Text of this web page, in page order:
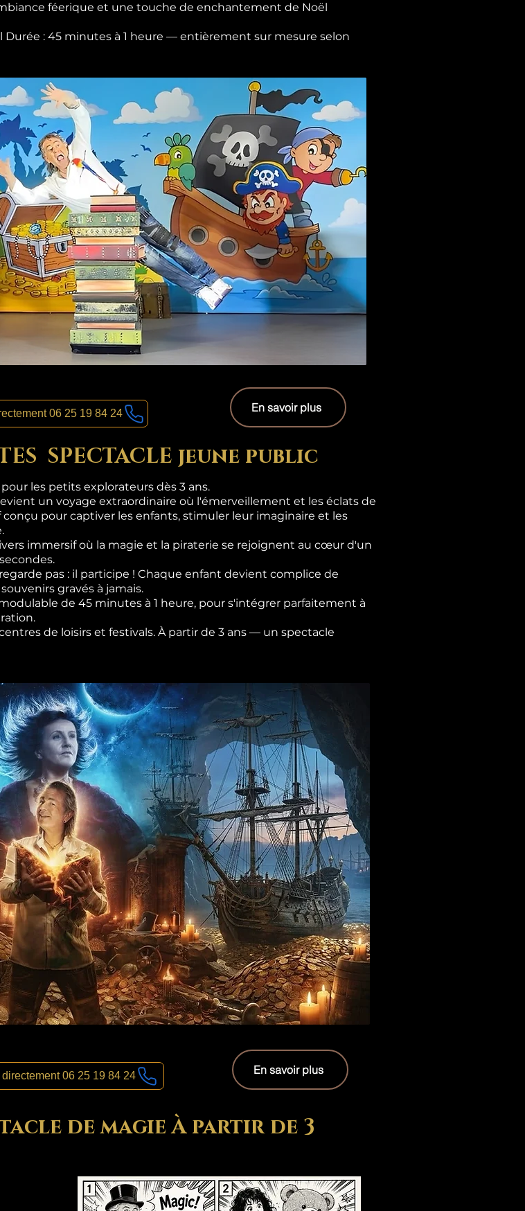
féerique et une touche de enchantement de Noël
Durée : 45 minutes à 1 heure — entièrement sur mesure selon
06 25 19 84 24 En savoir plus
SPECTACLE jeune public
les petits explorateurs dès 3 ans.
un voyage extraordinaire où l'émerveillement et les éclats de
pour captiver les enfants, stimuler leur imaginaire et les
immersif où la magie et la piraterie se rejoignent au cœur d'un
pas : il participe ! Chaque enfant devient complice de
gravés à jamais.
de 45 minutes à 1 heure, pour s'intégrer parfaitement à
de loisirs et festivals. À partir de 3 ans — un spectacle
06 25 19 84 24 En savoir plus
de magie À partir de 3